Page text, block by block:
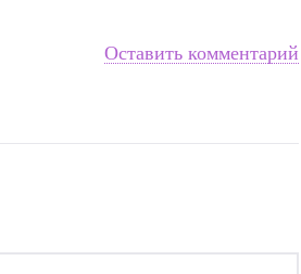
Оставить комментарий